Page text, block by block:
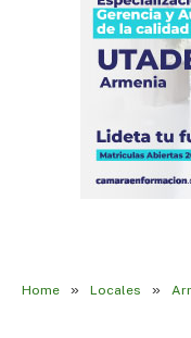
Home » Locales »